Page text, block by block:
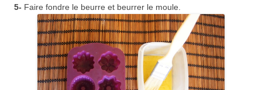
5- Faire fondre le beurre et beurrer le moule.